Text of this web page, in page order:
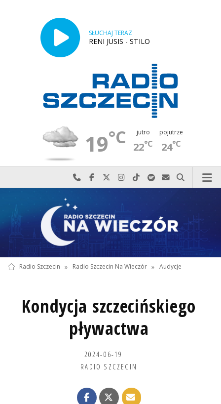
SŁUCHAJ TERAZ
RENI JUSIS - STILO
19°C jutro
22°C
pojutrze
24°C
Najlepiej po prostu do nas zadzwoń
Odwiedź nas na Facebook-u
Odwiedź nas na X
Odwiedź nas na Instagram-ie
Odwiedź nas na TikTok-u
Szukaj nas na Spotify
Wyślij do nas
Szukaj
Radio Szczecin » Radio Szczecin Na Wieczór » Audycje
Kondycja szczecińskiego
pływactwa
2024-06-19
RADIO SZCZECIN